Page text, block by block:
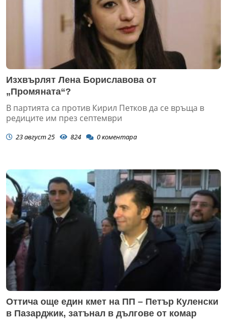
Изхвърлят Лена Бориславова от
„Промяната“?
В партията са против Кирил Петков да се връща в
редиците им през септември
23 август 25 824 0коментара
Оттича още един кмет на ПП – Петър Куленски
в Пазарджик, затънал в дългове от комар